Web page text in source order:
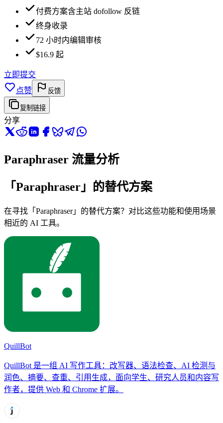
付费方案含主站 dofollow 反链
终身收录
72 小时内编辑审核
$16.9 起
立即提交
点赞
反馈
复制链接
分享
Paraphraser 流量分析
「Paraphraser」的替代方案
在寻找「Paraphraser」的替代方案？对比这些功能和使用场景
相近的 AI 工具。
QuillBot
QuillBot 是一组 AI 写作工具：改写器、语法检查、AI 检测与
润色、摘要、查重、引用生成，面向学生、研究人员和内容写
作者，提供 Web 和 Chrome 扩展。